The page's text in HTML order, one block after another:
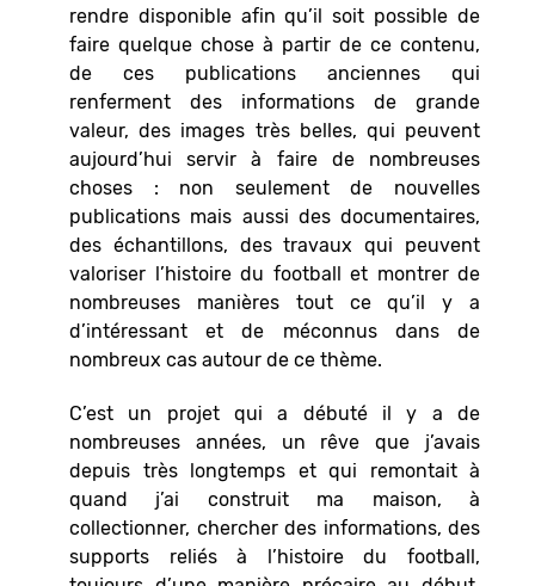
rendre disponible afin qu’il soit possible de
faire quelque chose à partir de ce contenu,
de ces publications anciennes qui
renferment des informations de grande
valeur, des images très belles, qui peuvent
aujourd’hui servir à faire de nombreuses
choses : non seulement de nouvelles
publications mais aussi des documentaires,
des échantillons, des travaux qui peuvent
valoriser l’histoire du football et montrer de
nombreuses manières tout ce qu’il y a
d’intéressant et de méconnus dans de
nombreux cas autour de ce thème.
C’est un projet qui a débuté il y a de
nombreuses années, un rêve que j’avais
depuis très longtemps et qui remontait à
quand j’ai construit ma maison, à
collectionner, chercher des informations, des
supports reliés à l’histoire du football,